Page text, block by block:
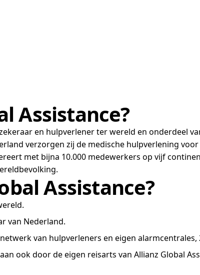
Assistance?
en hulpverlener ter wereld en onderdeel
verzorgen zij de medische hulpverlening
met bijna 10.000 medewerkers op vijf
Assistance?
van Nederland.
van hulpverleners en eigen
ook door de eigen reisarts van Allianz Global